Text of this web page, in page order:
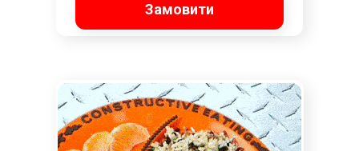
Замовити